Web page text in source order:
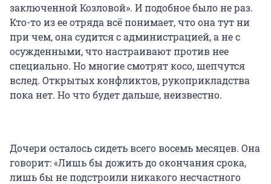
заключенной Козловой». И подобное было не раз.
Кто-то из ее отряда всё понимает, что она тут ни
при чем, она судится с администрацией, а не с
осужденными, что настраивают против нее
специально. Но многие смотрят косо, шепчутся
вслед. Открытых конфликтов, рукоприкладства
пока нет. Но что будет дальше, неизвестно.
Дочери осталось сидеть всего восемь месяцев. Она
говорит: «Лишь бы дожить до окончания срока,
лишь бы не подстроили никакого несчастного